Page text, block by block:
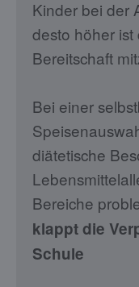
Kinder bei der
desto höher
Bereitschaft
Bei einer
diätetische
Bereiche
klappt die
Schule